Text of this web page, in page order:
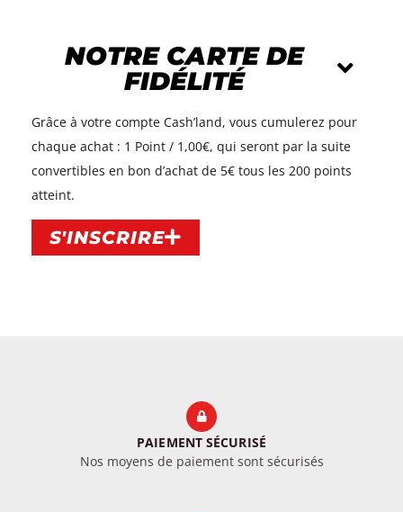
NOTRE CARTE DE
FIDÉLITÉ
Grâce à votre compte Cash’land, vous cumulerez pour
chaque achat : 1 Point / 1,00€, qui seront par la suite
convertibles en bon d’achat de 5€ tous les 200 points
atteint.​
S'INSCRIRE
PAIEMENT SÉCURISÉ
Nos moyens de paiement sont sécurisés